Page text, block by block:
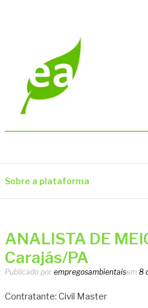
Sobre a plataforma
ANALISTA DE
Carajás/PA
Publicado por empregosambientaisem 8
Contratante: Civil Master